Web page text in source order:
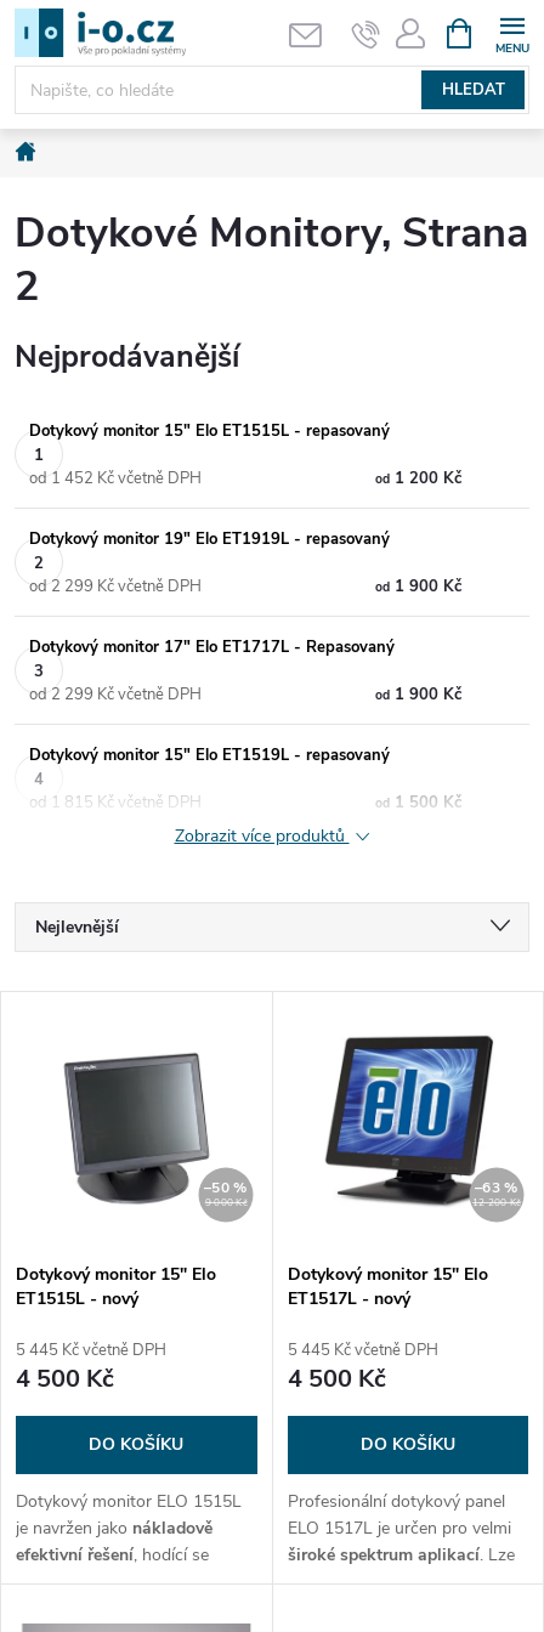
Přejít
obsah
HLEDAT
NÁKUPNÍ
KOŠÍK
Domů
Dotykové Monitory, Strana
2
Nejprodávanější
Dotykový monitor 15" Elo ET1515L - repasovaný
od1 200 Kč
od 1 452 Kč včetně DPH
Dotykový monitor 19" Elo ET1919L - repasovaný
od1 900 Kč
od 2 299 Kč včetně DPH
Dotykový monitor 17" Elo ET1717L - Repasovaný
od1 900 Kč
od 2 299 Kč včetně DPH
Dotykový monitor 15" Elo ET1519L - repasovaný
od1 500 Kč
od 1 815 Kč včetně DPH
Zobrazit více produktů
Ř
a
p
r
o
d
u
k
Nejlevnější
Abecedně
s
p
r
d
u
9 000 Kč
–50 %
Dotykový monitor 15" Elo
ET1515L - nový
5 445 Kč včetně DPH
4 500 Kč
DO KOŠÍKU
Dotykový monitor ELO 1515L
je navržen jako nákladově
efektivní řešení, hodící se
například pro pokladní systémy.
12 200 Kč
–63 %
Dotykový monitor 15" Elo
ET1517L - nový
5 445 Kč včetně DPH
4 500 Kč
DO KOŠÍKU
Profesionální dotykový panel
ELO 1517L je určen pro velmi
široké spektrum aplikací. Lze
jej použít v pokladních